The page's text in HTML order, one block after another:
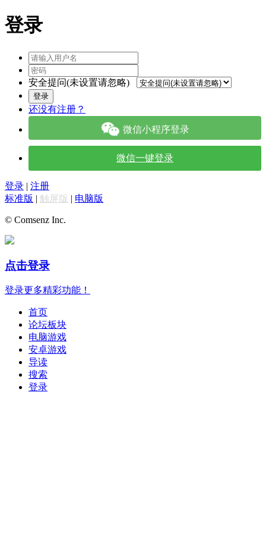
登录
安全提问(未设置请忽略)
登录
还没有注册？
微信小程序登录
微信一键登录
登录 | 注册
标准版 | 触屏版 | 电脑版
© Comsenz Inc.
点击登录
登录更多精彩功能！
首页
论坛板块
电脑游戏
安卓游戏
导读
搜索
登录